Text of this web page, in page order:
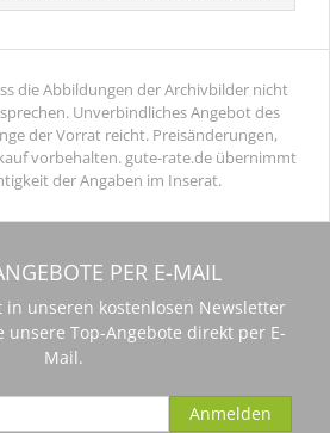
die Abbildungen der Archivbilder nicht
Unverbindliches Angebot des
der Vorrat reicht. Preisänderungen,
vorbehalten. gute-rate.de übernimmt
der Angaben im Inserat.
PER E-MAIL
in unseren kostenlosen Newsletter
unsere Top-Angebote direkt per E-
Mail.